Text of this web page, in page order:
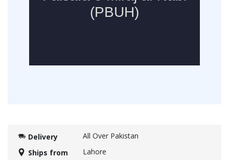
Delivery
All Over Pakistan
Ships from
Lahore